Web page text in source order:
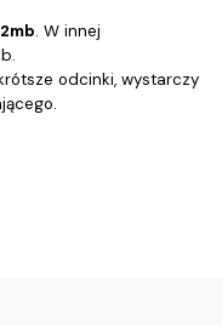
2mb. W innej
odcinki, wystarczy